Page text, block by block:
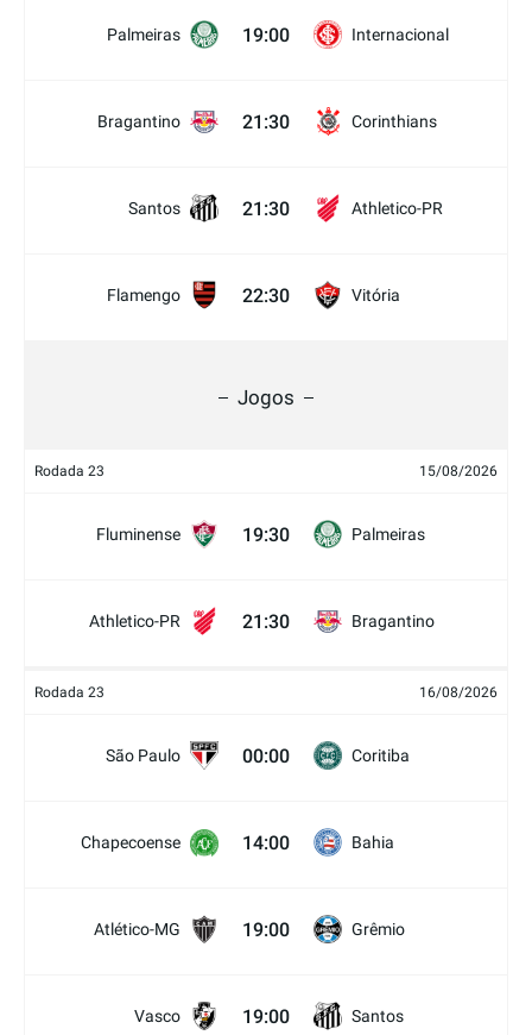
Palmeiras 19:00 Internacional
Bragantino 21:30 Corinthians
Santos 21:30 Athletico-PR
Flamengo 22:30 Vitória
Jogos
Rodada 23 15/08/2026
Fluminense 19:30 Palmeiras
Athletico-PR 21:30 Bragantino
Rodada 23 16/08/2026
São Paulo 00:00 Coritiba
Chapecoense 14:00 Bahia
Atlético-MG 19:00 Grêmio
Vasco 19:00 Santos